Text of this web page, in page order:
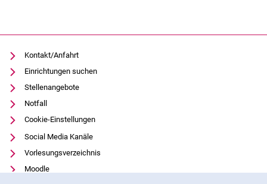
Kontakt/Anfahrt
Einrichtungen suchen
Stellenangebote
Notfall
Cookie-Einstellungen
Social Media Kanäle
Vorlesungsverzeichnis
Moodle